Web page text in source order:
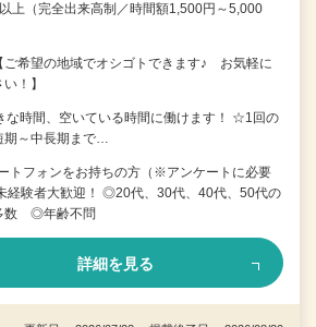
上（完全出来高制／時間額1,500円～5,000
ご希望の地域でオシゴトできます♪ お気軽に
！】
な時間、空いている時間に働けます！ ☆1回の
期～中長期まで…
トフォンをお持ちの方（※アンケートに必要
経験者大歓迎！ ◎20代、30代、40代、50代の
数 ◎年齢不問
詳細を見る